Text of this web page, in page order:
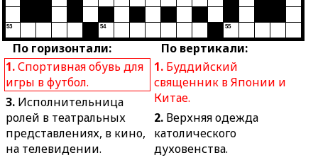
По горизонтали:
1.Спортивная обувь для
игры в футбол.
3. Исполнительница
ролей в театральных
представлениях, в кино,
на телевидении.
По вертикали:
1. Буддийский
священник в Японии и
Китае.
2. Верхняя одежда
католического
духовенства.
53 54 55